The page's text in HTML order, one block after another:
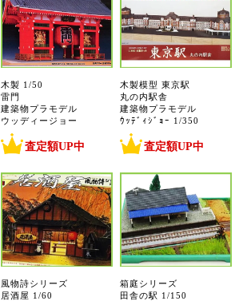
木製 1/50
雷門
建築物プラモデル
ウッディージョー
査定額UP中
木製模型 東京駅
丸の内駅舎
建築物プラモデル
ｳｯﾃﾞｨｼﾞｮｰ 1/350
査定額UP中
風物詩シリーズ
居酒屋 1/60
箱庭シリーズ
田舎の駅 1/150